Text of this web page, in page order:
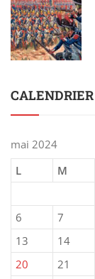
CALENDRIER
mai 2024
L
M
6
7
13
14
20
21